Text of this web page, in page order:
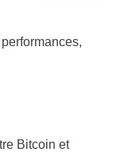
Bitcoin et